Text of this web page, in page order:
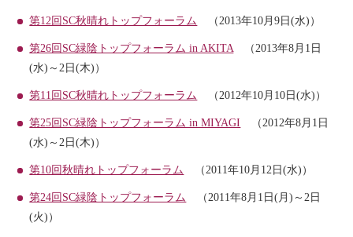
第12回SC秋晴れトップフォーラム （2013年10月9日(水)）
第26回SC緑陰トップフォーラム in AKITA （2013年8月1日
(水)～2日(木)）
第11回SC秋晴れトップフォーラム （2012年10月10日(水)）
第25回SC緑陰トップフォーラム in MIYAGI （2012年8月1日
(水)～2日(木)）
第10回秋晴れトップフォーラム （2011年10月12日(水)）
第24回SC緑陰トップフォーラム （2011年8月1日(月)～2日
(火)）